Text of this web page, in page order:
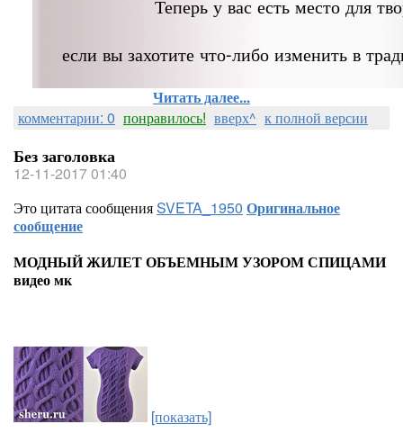
Теперь у вас есть место для
если вы захотите что-либо изменить в
Читать далее...
комментарии: 0 понравилось! вверх^ к полной версии
Без заголовка
12-11-2017 01:40
Это цитата сообщенияSVETA_1950 Оригинальное
сообщение
МОДНЫЙ ЖИЛЕТ ОБЪЕМНЫМ УЗОРОМ СПИЦАМИ
видео мк
[показать]